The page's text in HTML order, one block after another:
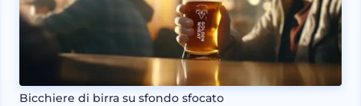
Bicchiere di birra su sfondo sfocato